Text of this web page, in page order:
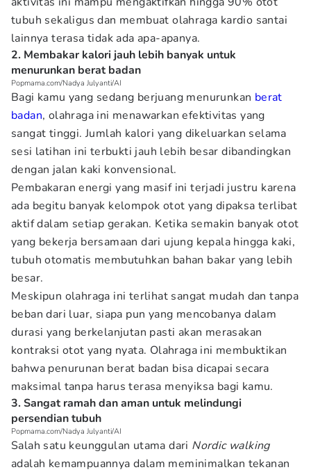
tubuh sekaligus dan membuat olahraga kardio santai
lainnya terasa tidak ada apa-apanya.
2. Membakar kalori jauh lebih banyak untuk
menurunkan berat badan
Popmama.com/Nadya Julyanti/AI
Bagi kamu yang sedang berjuang menurunkan berat
badan, olahraga ini menawarkan efektivitas yang
sangat tinggi. Jumlah kalori yang dikeluarkan selama
sesi latihan ini terbukti jauh lebih besar dibandingkan
dengan jalan kaki konvensional.
Pembakaran energi yang masif ini terjadi justru karena
ada begitu banyak kelompok otot yang dipaksa terlibat
aktif dalam setiap gerakan. Ketika semakin banyak otot
yang bekerja bersamaan dari ujung kepala hingga kaki,
tubuh otomatis membutuhkan bahan bakar yang lebih
besar.
Meskipun olahraga ini terlihat sangat mudah dan tanpa
beban dari luar, siapa pun yang mencobanya dalam
durasi yang berkelanjutan pasti akan merasakan
kontraksi otot yang nyata. Olahraga ini membuktikan
bahwa penurunan berat badan bisa dicapai secara
maksimal tanpa harus terasa menyiksa bagi kamu.
3. Sangat ramah dan aman untuk melindungi
persendian tubuh
Popmama.com/Nadya Julyanti/AI
Salah satu keunggulan utama dari Nordic walking
adalah kemampuannya dalam meminimalkan tekanan